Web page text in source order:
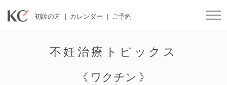
初診の方 カレンダー ご予約
不妊治療トピックス
《 ワクチン 》